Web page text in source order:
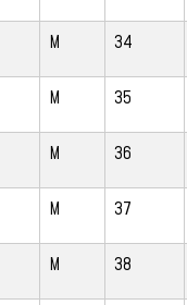
M 34
M 35
M 36
M 37
M 38